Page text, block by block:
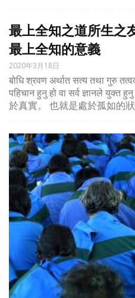
最上全知之道所生之
最上全知的意義
2020年3月18日
बोधि श्रवण अर्थात सत्य तथा गुरु
पहिचान हुनु हो वा सर्व ज्ञानले
於真實。 也就是處於孤如的